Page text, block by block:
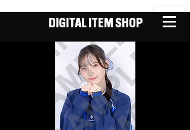
DIGITAL ITEM SHOP